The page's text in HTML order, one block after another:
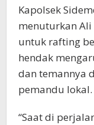
Kapolsek
menuturkan Ali
untuk rafting
hendak
dan temannya
pemandu lokal.
“Saat di